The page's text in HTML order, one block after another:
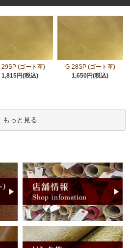
29SP (ゴート革)
1,815円(税込)
G-28SP (ゴート革)
1,650円(税込)
もっと見る